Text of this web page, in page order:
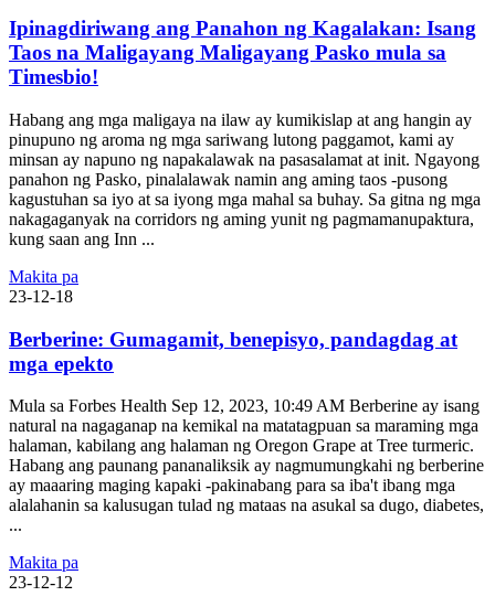
Ipinagdiriwang ang Panahon ng Kagalakan: Isang
Taos na Maligayang Maligayang Pasko mula sa
Timesbio!
Habang ang mga maligaya na ilaw ay kumikislap at ang hangin ay
pinupuno ng aroma ng mga sariwang lutong paggamot, kami ay
minsan ay napuno ng napakalawak na pasasalamat at init. Ngayong
panahon ng Pasko, pinalalawak namin ang aming taos -pusong
kagustuhan sa iyo at sa iyong mga mahal sa buhay. Sa gitna ng mga
nakagaganyak na corridors ng aming yunit ng pagmamanupaktura,
kung saan ang Inn ...
Makita pa
23-12-18
Berberine: Gumagamit, benepisyo, pandagdag at
mga epekto
Mula sa Forbes Health Sep 12, 2023, 10:49 AM Berberine ay isang
natural na nagaganap na kemikal na matatagpuan sa maraming mga
halaman, kabilang ang halaman ng Oregon Grape at Tree turmeric.
Habang ang paunang pananaliksik ay nagmumungkahi ng berberine
ay maaaring maging kapaki -pakinabang para sa iba't ibang mga
alalahanin sa kalusugan tulad ng mataas na asukal sa dugo, diabetes,
...
Makita pa
23-12-12